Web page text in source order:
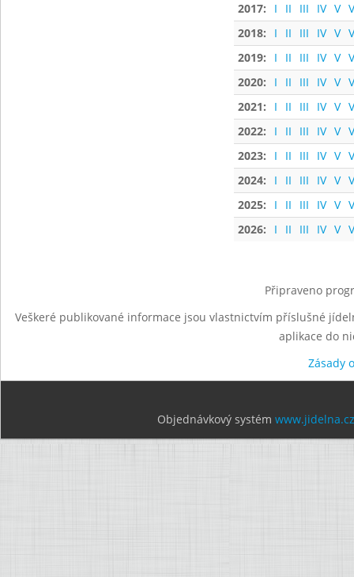
2017:
I II III IV V
2018:
I II III IV V
2019:
I II III IV V
2020:
I II III IV V
2021:
I II III IV V
2022:
I II III IV V
2023:
I II III IV V
2024:
I II III IV V
2025:
I II III IV V
2026:
I II III IV V
Připraveno
Veškeré publikované informace jsou vlastnictvím příslušné
aplikace do
Zásady
Objednávkový systém www.jidelna.cz